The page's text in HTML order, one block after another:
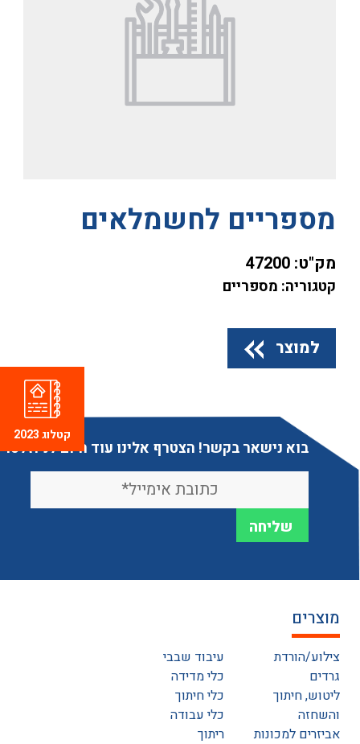
מספריים לחשמלאים
מק"ט: 47200
קטגוריה: מספריים
למוצר
בוא נישאר בקשר! הצטרף אלינו עוד היום לניוזלטר
מוצרים
צילוע/הורדת
גרדים
ליטוש, חיתוך
והשחזה
אביזרים למכונות
עיבוד שבבי
כלי מדידה
כלי חיתוך
כלי עבודה
ריתוך
קטלוג 2023